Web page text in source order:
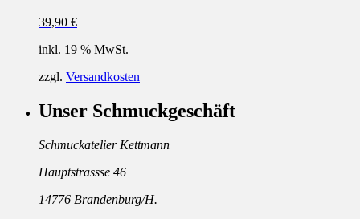
39,90 €
inkl. 19 % MwSt.
zzgl. Versandkosten
Unser Schmuckgeschäft
Schmuckatelier Kettmann
Hauptstrassse 46
14776 Brandenburg/H.